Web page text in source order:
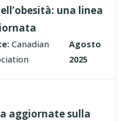
una linea
Canadian
Agosto
2025
aggiornate sulla